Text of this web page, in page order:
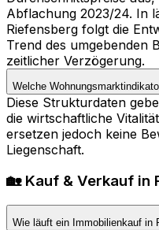
Abflachung 2023/24. In
Riefensberg folgt die
Trend des umgebenden
zeitlicher Verzögerung.
Welche
Diese Strukturdaten
die wirtschaftliche
ersetzen jedoch keine
Liegenschaft.
🏡 Kauf & Verkauf in
Wie läuft ein Immobilienkauf in